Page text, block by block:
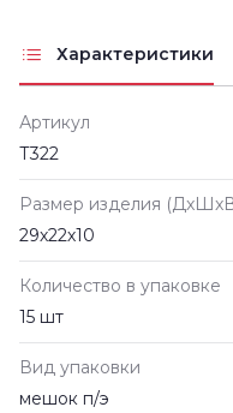
Характеристики
Артикул
Т322
Размер изделия
29х22х10
Количество в упаковке
15 шт
Вид упаковки
мешок п/э